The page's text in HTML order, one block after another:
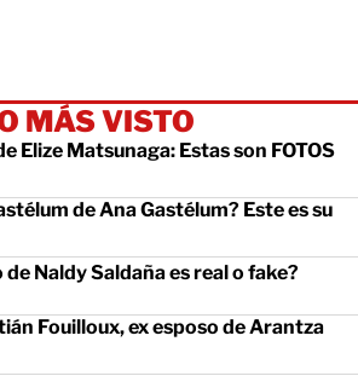
MÁS VISTO
Elize Matsunaga: Estas son FOTOS
de Ana Gastélum? Este es su
Naldy Saldaña es real o fake?
Fouilloux, ex esposo de Arantza